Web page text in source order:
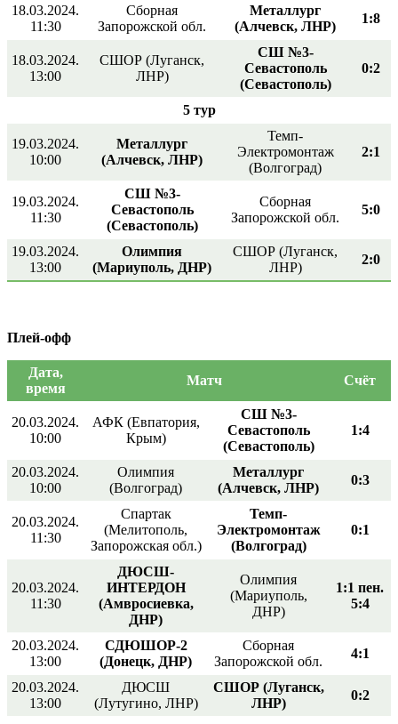
18.03.2024.
11:30
Сборная
Запорожской обл.
Металлург
(Алчевск, ЛНР)
1:8
18.03.2024.
13:00
СШОР (Луганск,
ЛНР)
СШ №3-
Севастополь
(Севастополь)
0:2
5 тур
19.03.2024.
10:00
Металлург
(Алчевск, ЛНР)
Темп-
Электромонтаж
(Волгоград)
2:1
19.03.2024.
11:30
СШ №3-
Севастополь
(Севастополь)
Сборная
Запорожской обл.
5:0
19.03.2024.
13:00
Олимпия
(Мариуполь, ДНР)
СШОР (Луганск,
ЛНР)
2:0
Плей-офф
Дата,
время
Матч Счёт
20.03.2024.
10:00
АФК (Евпатория,
Крым)
СШ №3-
Севастополь
(Севастополь)
1:4
20.03.2024.
10:00
Олимпия
(Волгоград)
Металлург
(Алчевск, ЛНР)
0:3
20.03.2024.
11:30
Спартак
(Мелитополь,
Запорожская обл.)
Темп-
Электромонтаж
(Волгоград)
0:1
20.03.2024.
11:30
ДЮСШ-
ИНТЕРДОН
(Амвросиевка,
ДНР)
Олимпия
(Мариуполь,
ДНР)
1:1 пен.
5:4
20.03.2024.
13:00
СДЮШОР-2
(Донецк, ДНР)
Сборная
Запорожской обл.
4:1
20.03.2024.
13:00
ДЮСШ
(Лутугино, ЛНР)
СШОР (Луганск,
ЛНР)
0:2